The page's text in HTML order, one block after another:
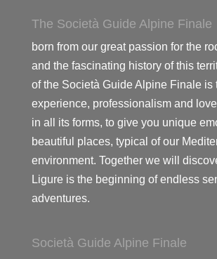
The Società Guide Alpine Finale
born from our great passion for the
and the fascinating history of this
of the Società Guide Alpine Finale is
experience, professionalism and
in all its forms, to give you unique
beautiful places, typical of our
environment. Together we will
Ligure is the beginning of endless
adventures.
Società Guide Alpine Finale